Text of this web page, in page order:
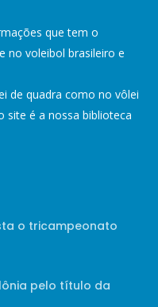
que tem o
no voleibol brasileiro e
de quadra como no vôlei
site é a nossa biblioteca
o tricampeonato
pelo título da